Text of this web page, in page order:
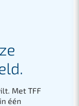
Met TFF
één